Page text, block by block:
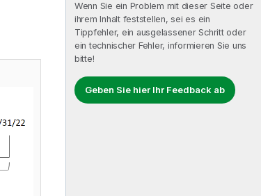
Wenn Sie ein Problem mit dieser Seite oder
ihrem Inhalt feststellen, sei es ein
Tippfehler, ein ausgelassener Schritt oder
ein technischer Fehler, informieren Sie uns
bitte!
Geben Sie hier Ihr Feedback ab